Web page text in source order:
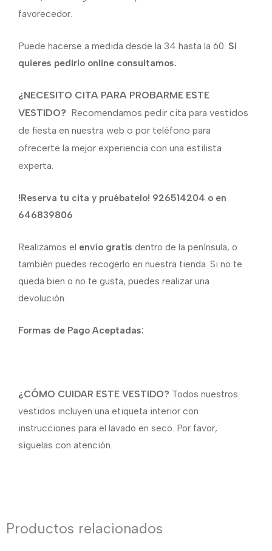
favorecedor.
Puede hacerse a medida desde la 34 hasta la 60. Si
quieres pedirlo online consultamos.
¿NECESITO CITA PARA PROBARME ESTE
VESTIDO? Recomendamos pedir cita para vestidos
de fiesta en nuestra web o por teléfono para
ofrecerte la mejor experiencia con una estilista
experta.
!Reserva tu cita y pruébatelo! 926514204 o en
646839806
Realizamos el envío gratis dentro de la península, o
también puedes recogerlo en nuestra tienda. Si no te
queda bien o no te gusta, puedes realizar una
devolución.
Formas de Pago Aceptadas:
¿CÓMO CUIDAR ESTE VESTIDO? Todos nuestros
vestidos incluyen una etiqueta interior con
instrucciones para el lavado en seco. Por favor,
síguelas con atención.
Productos relacionados